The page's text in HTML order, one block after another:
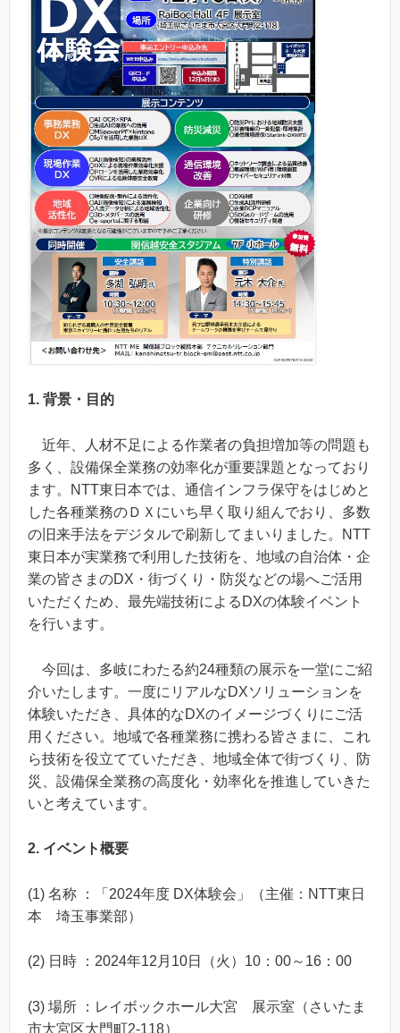
1. 背景・目的
近年、人材不足による作業者の負担増加等の問題も
多く、設備保全業務の効率化が重要課題となっており
ます。NTT東日本では、通信インフラ保守をはじめと
した各種業務のＤＸにいち早く取り組んでおり、多数
の旧来手法をデジタルで刷新してまいりました。NTT
東日本が実業務で利用した技術を、地域の自治体・企
業の皆さまのDX・街づくり・防災などの場へご活用
いただくため、最先端技術によるDXの体験イベント
を行います。
今回は、多岐にわたる約24種類の展示を一堂にご紹
介いたします。一度にリアルなDXソリューションを
体験いただき、具体的なDXのイメージづくりにご活
用ください。地域で各種業務に携わる皆さまに、これ
ら技術を役立てていただき、地域全体で街づくり、防
災、設備保全業務の高度化・効率化を推進していきた
いと考えています。
2. イベント概要
(1) 名称 ：「2024年度 DX体験会」（主催：NTT東日
本 埼玉事業部）
(2) 日時 ：2024年12月10日（火）10：00～16：00
(3) 場所 ：レイボックホール大宮 展示室（さいたま
市大宮区大門町2-118）